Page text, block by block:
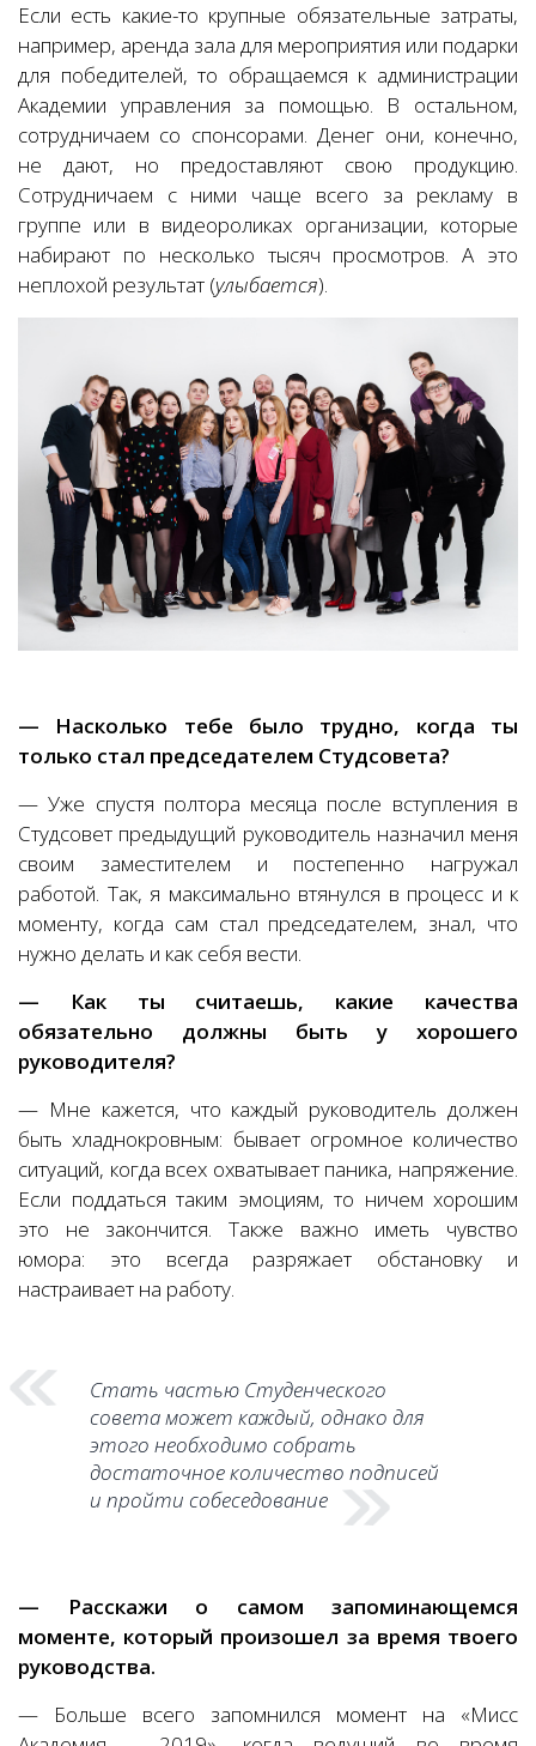
Если есть какие-то крупные обязательные затраты,
например, аренда зала для мероприятия или подарки
для победителей, то обращаемся к администрации
Академии управления за помощью. В остальном,
сотрудничаем со спонсорами. Денег они, конечно,
не дают, но предоставляют свою продукцию.
Сотрудничаем с ними чаще всего за рекламу в
группе или в видеороликах организации, которые
набирают по несколько тысяч просмотров. А это
неплохой результат (улыбается).
— Насколько тебе было трудно, когда ты
только стал председателем Студсовета?
— Уже спустя полтора месяца после вступления в
Студсовет предыдущий руководитель назначил меня
своим заместителем и постепенно нагружал
работой. Так, я максимально втянулся в процесс и к
моменту, когда сам стал председателем, знал, что
нужно делать и как себя вести.
— Как ты считаешь, какие качества
обязательно должны быть у хорошего
руководителя?
— Мне кажется, что каждый руководитель должен
быть хладнокровным: бывает огромное количество
ситуаций, когда всех охватывает паника, напряжение.
Если поддаться таким эмоциям, то ничем хорошим
это не закончится. Также важно иметь чувство
юмора: это всегда разряжает обстановку и
настраивает на работу.
Стать частью Студенческого
совета может каждый, однако для
этого необходимо собрать
достаточное количество подписей
и пройти собеседование
— Расскажи о самом запоминающемся
моменте, который произошел за время твоего
руководства.
— Больше всего запомнился момент на «Мисс